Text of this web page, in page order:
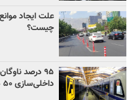
علت ایجاد
چیست؟
۹۵ درصد
داخلی‌سازی ۵۰ درصدی واگن‌های وارداتی